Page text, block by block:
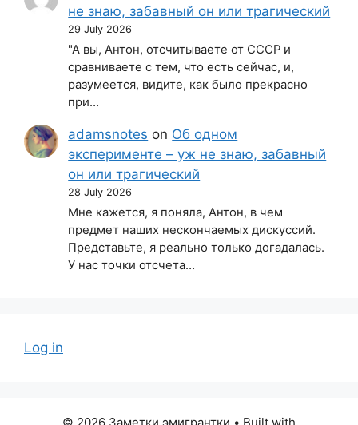
не знаю, забавный он или трагический
29 July 2026
"А вы, Антон, отсчитываете от СССР и
сравниваете с тем, что есть сейчас, и,
разумеется, видите, как было прекрасно
при…
adamsnotes on Об одном
эксперименте – уж не знаю, забавный
он или трагический
28 July 2026
Мне кажется, я поняла, Антон, в чем
предмет наших нескончаемых дискуссий.
Представьте, я реально только догадалась.
У нас точки отсчета…
Log in